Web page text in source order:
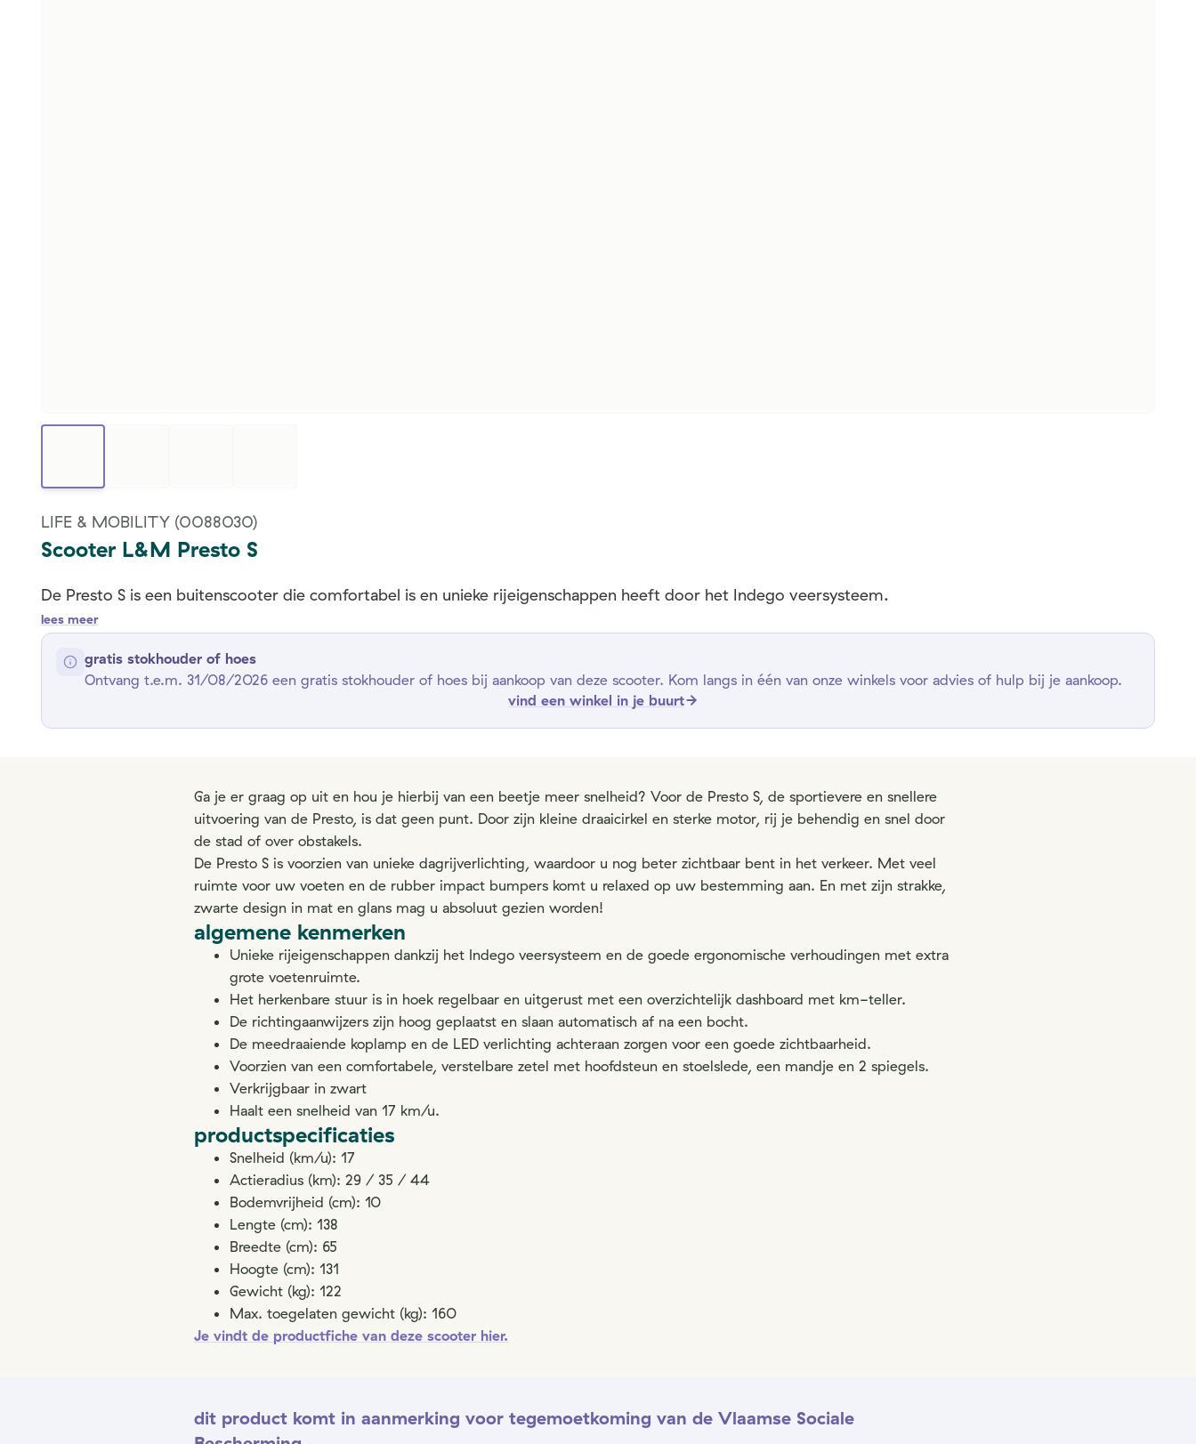
LIFE & MOBILITY (0088030)
Scooter L&M Presto S
De Presto S is een buitenscooter die comfortabel is en unieke rijeigenschappen heeft door het Indego veersysteem.
lees meer
gratis stokhouder of hoes
Ontvang t.e.m. 31/08/2026 een gratis stokhouder of hoes bij aankoop van deze scooter. Kom langs in één van onze winkels voor advies of hulp bij je aankoop.
vind een winkel in je buurt
Ga je er graag op uit en hou je hierbij van een beetje meer snelheid? Voor de Presto S, de sportievere en snellere
uitvoering van de Presto, is dat geen punt. Door zijn kleine draaicirkel en sterke motor, rij je behendig en snel door
de stad of over obstakels.
De Presto S is voorzien van unieke dagrijverlichting, waardoor u nog beter zichtbaar bent in het verkeer. Met veel
ruimte voor uw voeten en de rubber impact bumpers komt u relaxed op uw bestemming aan. En met zijn strakke,
zwarte design in mat en glans mag u absoluut gezien worden!
algemene kenmerken
Unieke rijeigenschappen dankzij het Indego veersysteem en de goede ergonomische verhoudingen met extra
grote voetenruimte.
Het herkenbare stuur is in hoek regelbaar en uitgerust met een overzichtelijk dashboard met km-teller.
De richtingaanwijzers zijn hoog geplaatst en slaan automatisch af na een bocht.
De meedraaiende koplamp en de LED verlichting achteraan zorgen voor een goede zichtbaarheid.
Voorzien van een comfortabele, verstelbare zetel met hoofdsteun en stoelslede, een mandje en 2 spiegels.
Verkrijgbaar in zwart
Haalt een snelheid van 17 km/u.
productspecificaties
Snelheid (km/u): 17
Actieradius (km): 29 / 35 / 44
Bodemvrijheid (cm): 10
Lengte (cm): 138
Breedte (cm): 65
Hoogte (cm): 131
Gewicht (kg): 122
Max. toegelaten gewicht (kg): 160
Je vindt de productfiche van deze scooter hier.
dit product komt in aanmerking voor tegemoetkoming van de Vlaamse Sociale